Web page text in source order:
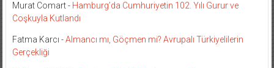
Murat Comart- Hamburg’da Cumhuriyetin 102. Yılı Gurur ve
Coşkuyla Kutlandı
Fatma Karcı -Almancı mı, Göçmen mi? Avrupalı Türkiyelilerin
Gerçekliği